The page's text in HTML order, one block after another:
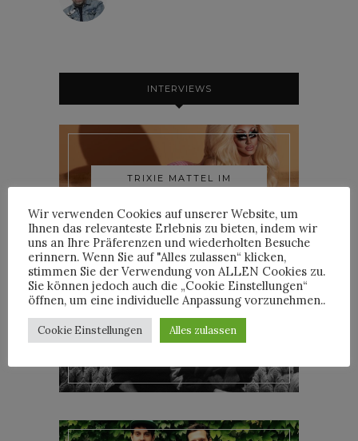
INTERVIEWS
TRIXIE MATTEL IM
INTERVIEW
YOANN LEMOINE AKA
WOODKID IM INTERVIEW
Wir verwenden Cookies auf unserer Website, um
Ihnen das relevanteste Erlebnis zu bieten, indem wir
uns an Ihre Präferenzen und wiederholten Besuche
erinnern. Wenn Sie auf "Alles zulassen“ klicken,
stimmen Sie der Verwendung von ALLEN Cookies zu.
Sie können jedoch auch die „Cookie Einstellungen“
öffnen, um eine individuelle Anpassung vorzunehmen..
Cookie Einstellungen Alles zulassen